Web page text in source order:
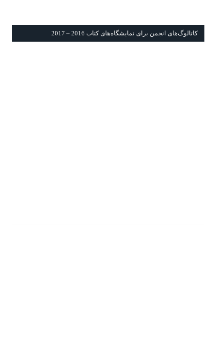
كاتالوگ‌های انجمن برای نمايشگاه‌های كتاب 2016 – 2017